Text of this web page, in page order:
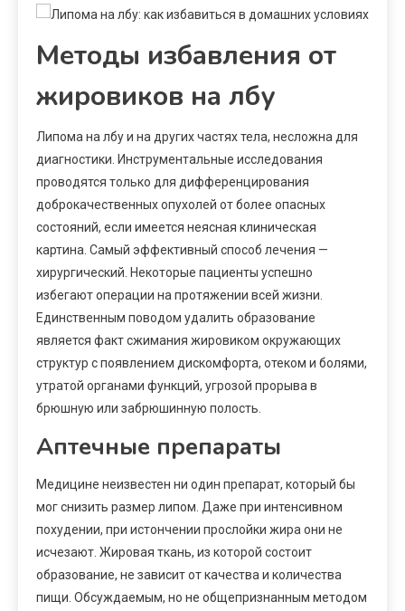
Методы избавления от
жировиков на лбу
Липома на лбу и на других частях тела, несложна для
диагностики. Инструментальные исследования
проводятся только для дифференцирования
доброкачественных опухолей от более опасных
состояний, если имеется неясная клиническая
картина. Самый эффективный способ лечения —
хирургический. Некоторые пациенты успешно
избегают операции на протяжении всей жизни.
Единственным поводом удалить образование
является факт сжимания жировиком окружающих
структур с появлением дискомфорта, отеком и болями,
утратой органами функций, угрозой прорыва в
брюшную или забрюшинную полость.
Аптечные препараты
Медицине неизвестен ни один препарат, который бы
мог снизить размер липом. Даже при интенсивном
похудении, при истончении прослойки жира они не
исчезают. Жировая ткань, из которой состоит
образование, не зависит от качества и количества
пищи. Обсуждаемым, но не общепризнанным методом